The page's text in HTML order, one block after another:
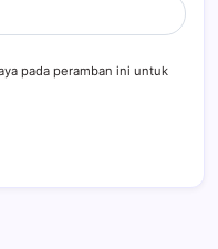
pada peramban ini untuk